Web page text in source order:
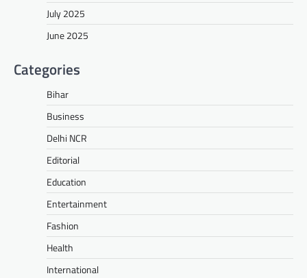
July 2025
June 2025
Categories
Bihar
Business
Delhi NCR
Editorial
Education
Entertainment
Fashion
Health
International